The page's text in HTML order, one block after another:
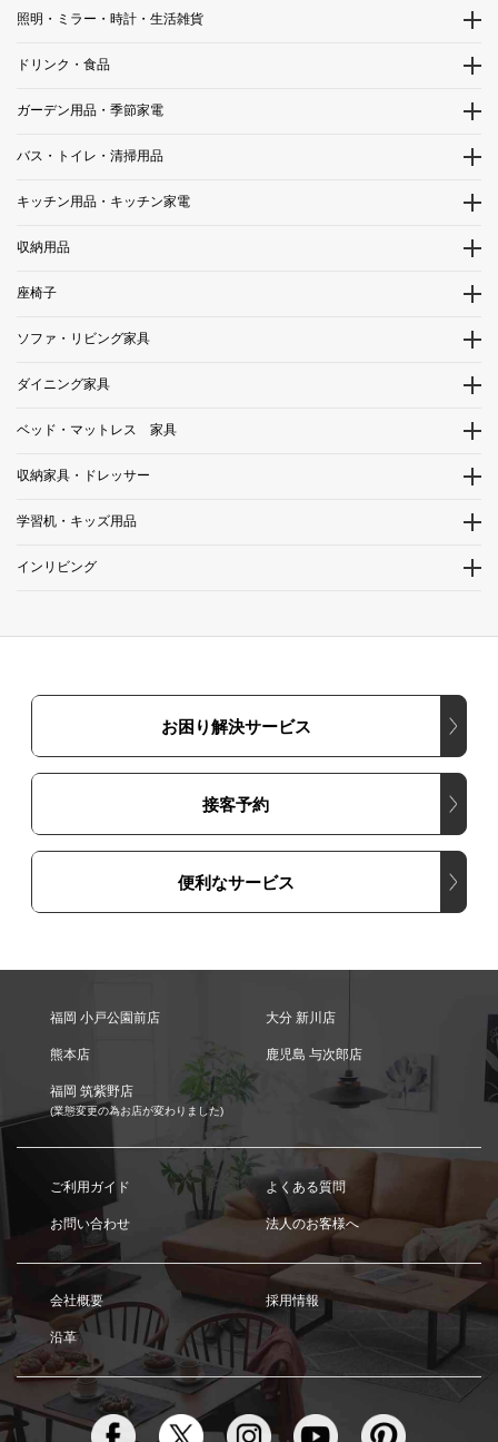
照明・ミラー・時計・生活雑貨
ドリンク・食品
ガーデン用品・季節家電
バス・トイレ・清掃用品
キッチン用品・キッチン家電
収納用品
座椅子
ソファ・リビング家具
ダイニング家具
ベッド・マットレス 家具
収納家具・ドレッサー
学習机・キッズ用品
インリビング
お困り解決サービス
接客予約
便利なサービス
福岡 小戸公園前店 大分 新川店
熊本店 鹿児島 与次郎店
福岡 筑紫野店
(業態変更の為お店が変わりました)
ご利用ガイド よくある質問
お問い合わせ 法人のお客様へ
会社概要 採用情報
沿革